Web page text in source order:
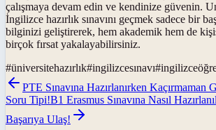
çalışmaya devam edin ve kendinize güvenin.
İngilizce hazırlık sınavını geçmek sadece bir
bilginizi geliştirerek, hem akademik hem de
birçok fırsat yakalayabilirsiniz.
#üniversitehazırlık#ingilizcesınavı#
PTE Sınavına Hazırlanırken Kaçırmaman
Soru Tipi!B1 Erasmus Sınavına Nasıl
Başarıya Ulaş!